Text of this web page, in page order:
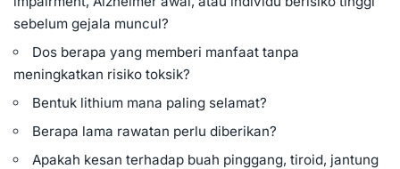
sebelum gejala muncul?
Dos berapa yang memberi manfaat tanpa
meningkatkan risiko toksik?
Bentuk lithium mana paling selamat?
Berapa lama rawatan perlu diberikan?
Apakah kesan terhadap buah pinggang, tiroid, jantung